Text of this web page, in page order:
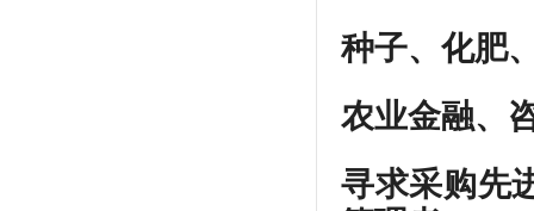
种子、化肥
农业金融、
寻求采购先